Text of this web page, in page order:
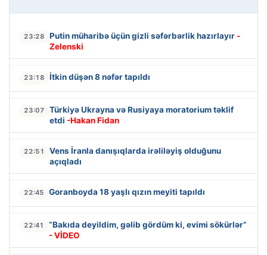
23:28 Putin müharibə üçün gizli səfərbərlik hazırlayır -
Zelenski
23:18 İtkin düşən 8 nəfər tapıldı
23:07
Türkiyə Ukrayna və Rusiyaya moratorium təklif
etdi -Hakan Fidan
22:51
Vens İranla danışıqlarda irəliləyiş olduğunu
açıqladı
22:45 Goranboyda 18 yaşlı qızın meyiti tapıldı
22:41
“Bakıda deyildim, gəlib gördüm ki, evimi sökürlər”
- VİDEO